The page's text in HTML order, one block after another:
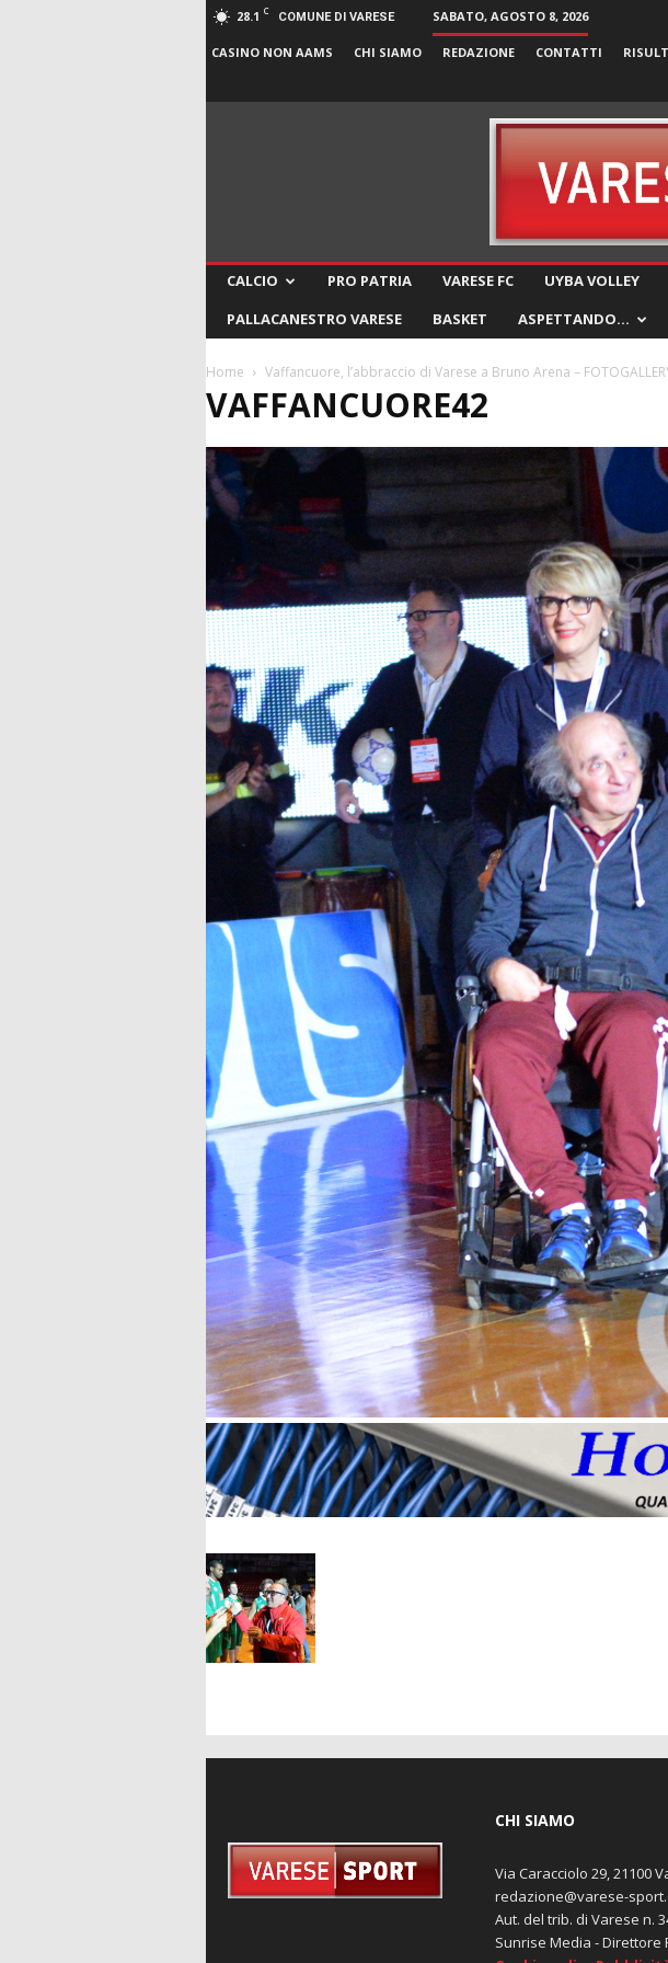
28.1 C COMUNE DI VARESE SABATO, AGOSTO 8, 2026
CASINO NON AAMS CHI SIAMO REDAZIONE CONTATTI
CALCIO PRO PATRIA VARESE FC UYBA VOLLEY
PALLACANESTRO VARESE
BASKET ASPETTANDO…
Home Vaffancuore, l’abbraccio di Varese a Bruno Arena –
VAFFANCUORE42
CHI SIAMO
Via Caracciolo 29, 21100
redazione@varese-
Aut. del trib. di Varese n.
Sunrise Media - Direttore